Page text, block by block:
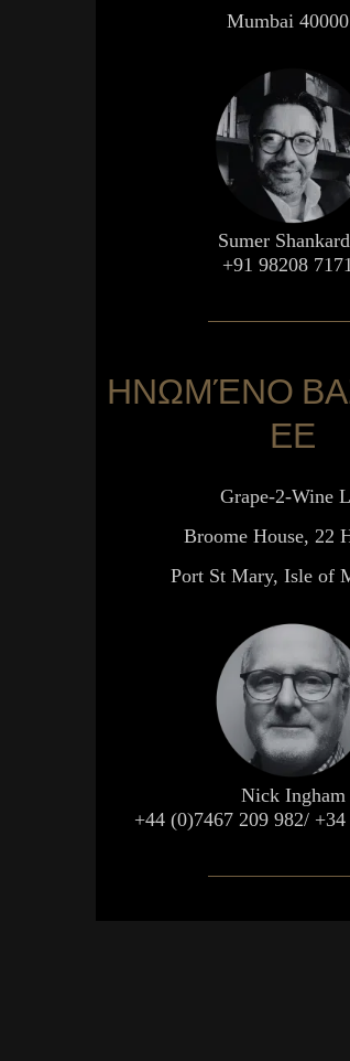
Mumbai
Sumer
+91 98208
ΗΝΩΜΈΝΟ
ΕΕ
Grape-2-Wine
Broome House, 22
Port St Mary, Isle of
Nick Ingham
+44 (0)7467 209 982/